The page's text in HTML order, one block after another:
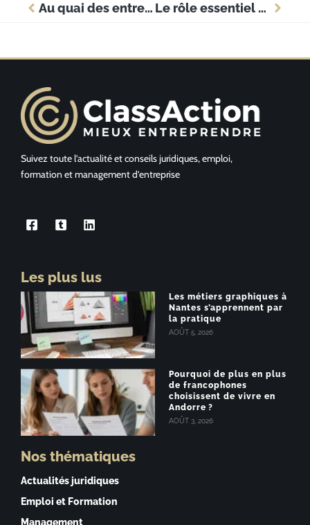
Au quai des entrepreneurs : le secret du succès des entreprises locales Le rôle essentiel de l’académie de Poitiers dans le dynamisme économique régional
Suivez toute l’actualité et conseils juridiques, emploi,
formation et management d’entreprise
Les plus lus
Les métiers graphiques à
Nantes s’apprennent par
la pratique
AOÛT 5, 2026
Pourquoi de plus en plus
de francophones
choisissent de vivre en
Andorre ?
AOÛT 3, 2026
Nos thématiques
Actualités juridiques
Emploi et Formation
Management